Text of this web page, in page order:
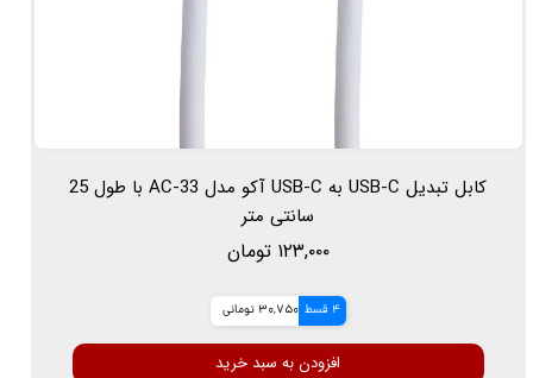
کابل تبدیل USB-C به USB-C آکو مدل AC-33 با طول 25
سانتی متر
۱۲۳,۰۰۰ تومان
4 قسط 30,750 تومانی
افزودن به سبد خرید